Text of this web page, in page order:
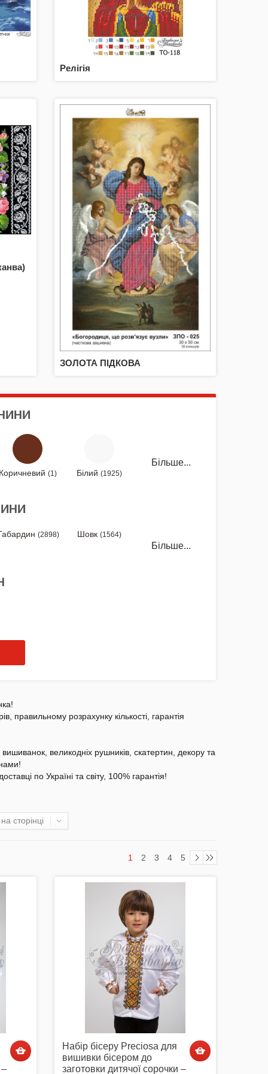
правильному розрахунку кількості, гарантія
великодніх рушників, скатертин, декору та
по Україні та світу, 100% гарантія!
(1) Білий (1925)
Більше...
(2898) Шовк (1564)
Більше...
Релігія
ЗОЛОТА ПІДКОВА
на сторінці
1 2 3 4 5
–
Набір бісеру Preciosa для
вишивки бісером до
заготовки дитячої сорочки –